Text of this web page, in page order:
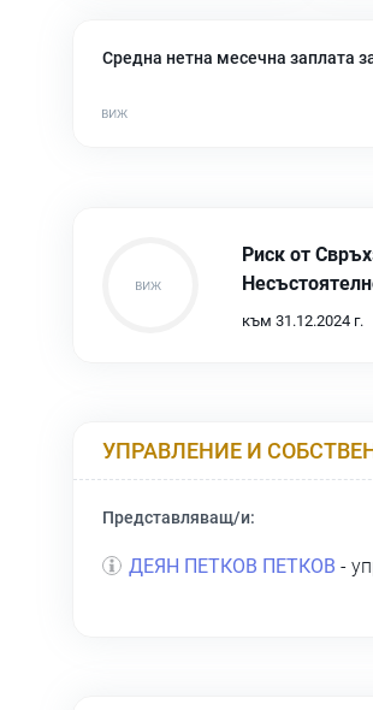
Средна нетна месечна заплата
Риск от
към 31.12.2024 г.
УПРАВЛЕНИЕ И
Представляващ/и:
ДЕЯН ПЕТКОВ ПЕТКОВ -